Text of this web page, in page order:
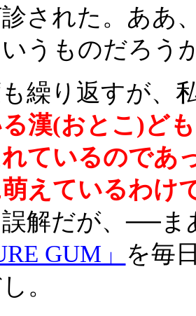
診された。ああ
うものだろう
繰り返すが、
漢(おとこ)ど
ているのであ
えているわけ
解だが、──ま
GUM」
を毎
。